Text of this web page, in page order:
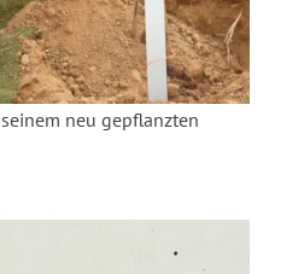
neu gepflanzten